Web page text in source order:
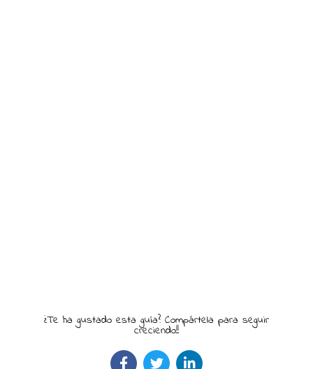
¿Te ha gustado esta guía? Compártela para seguir
creciendo!!